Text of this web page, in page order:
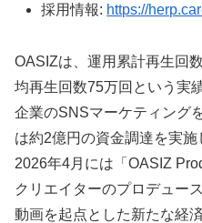
採用情報: https://
OASIZは、運用累計再生回
均再生回数75万回という実
企業のSNSマーケティング
は約2億円の資金調達を実施
2026年4月には「OASIZ
クリエイターのプロデュー
動画を起点とした新たな経